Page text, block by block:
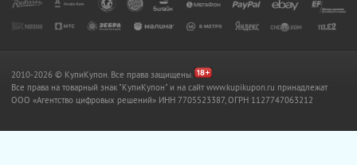
2010-2026 © КупиКупон. Все права защищены.
Все права на товарный знак "КупиКупон" и на сайт www.kupikupon.ru принадлежат
OOO «Агентство цифровых решений» ИНН 7705523387, ОГРН 1127747063212